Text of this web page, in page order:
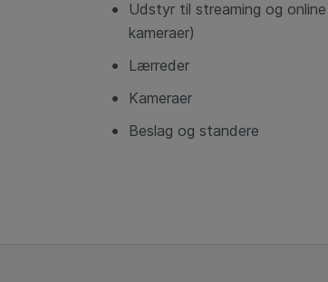
Udstyr til streaming og
kameraer)
Lærreder
Kameraer
Beslag og standere